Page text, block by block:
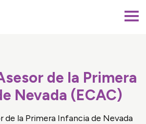
de la Primera
Nevada (ECAC)
de la Primera Infancia de Nevada